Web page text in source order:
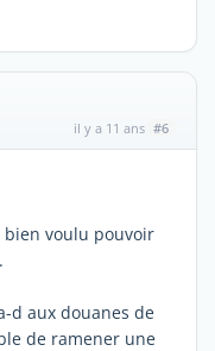
il y a 11 ans #6
voulu pouvoir
d aux douanes de
de ramener une